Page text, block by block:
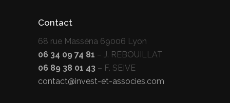
Contact
68 rue Masséna 69006 Lyon
06 34 09 74 81 – J. REBOUILLAT
06 89 38 01 43 – F. SEIVE
contact@invest-et-associes.com